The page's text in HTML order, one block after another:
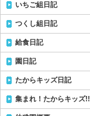
いちご組日記
つくし組日記
給食日記
園日記
たからキッズ日記
集まれ！たからキッズ!!